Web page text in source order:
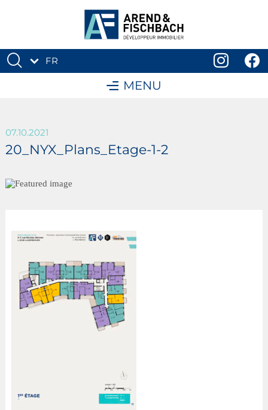
FR
MENU
07.10.2021
20_NYX_Plans_Etage-1-2